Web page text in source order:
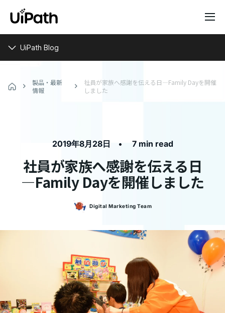
UiPath Blog
製品・最新
情報
社員が家族へ感謝を伝える日―Family Dayを開催
しました
2019年8月28日 • 7 min read
社員が家族へ感謝を伝える日
―Family Dayを開催しました
Digital Marketing Team